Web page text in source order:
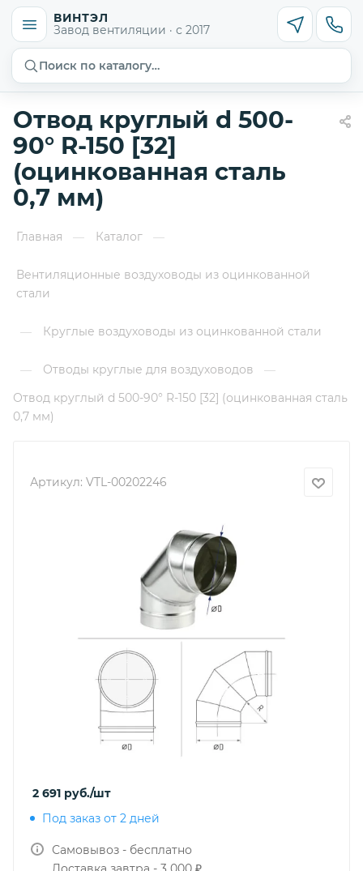
ВИНТЭЛ
Завод вентиляции · с 2017
Поиск по каталогу…
Отвод круглый d 500-
90° R-150 [32]
(оцинкованная сталь
0,7 мм)
Главная — Каталог —
Вентиляционные воздуховоды из оцинкованной
стали
— Круглые воздуховоды из оцинкованной стали
— Отводы круглые для воздуховодов
—
Отвод круглый d 500-90° R-150 [32] (оцинкованная сталь
0,7 мм)
Артикул: VTL-00202246
2 691 руб./шт
Под заказ от 2 дней
Самовывоз - бесплатно